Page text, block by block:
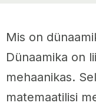
Mis on
Dünaamika on
mehaanikas.
matemaatilisi